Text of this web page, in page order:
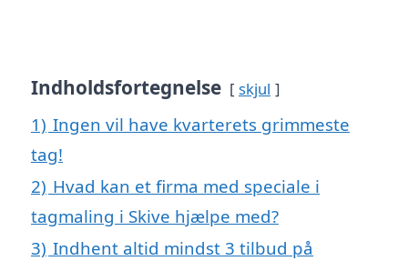
Indholdsfortegnelse skjul
1) Ingen vil have kvarterets grimmeste
tag!
2) Hvad kan et firma med speciale i
tagmaling i Skive hjælpe med?
3) Indhent altid mindst 3 tilbud på